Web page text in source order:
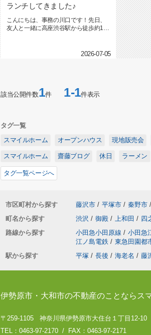
ランチしてきました♪
こんにちは、事務の川口です！先日、
友人と一緒に高座渋谷駅から徒歩約13
2026-07-05
該当公開件数1件1-1件表示
タグ一覧
スマイルホーム
オープンハウス 現地販売会
スマイルホーム 齋藤ブログ 休日 ラーメン
タグ一覧ページへ
市区町村から探す 藤沢市 / 平塚市 / 秦野市 /
町名から探す
渋沢 / 御殿 / 上和田 / 四
路線から探す
小田急小田原線 / 小田急
江ノ島電鉄 / 東急田園都
駅から探す
平塚 / 長後 / 海老名 / 藤
伊勢原市・大和市の不動産のことならス
〒259-1105 神奈川県伊勢原市大住台１丁目12-10
TEL：0463-97-2170 / FAX：0463-97-2171